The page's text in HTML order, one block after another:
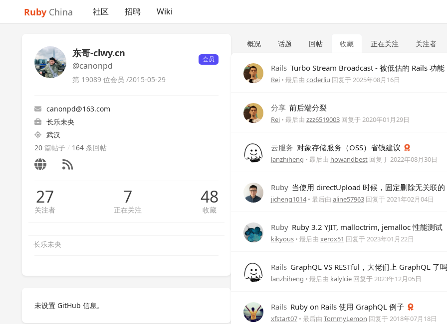
Ruby China 社区 招聘 Wiki
东哥-clwy.cn
@canonpd
会员
第 19089 位会员 /2015-05-29
canonpd@163.com
长乐未央
武汉
20 篇帖子 / 164 条回帖
27
关注者
7
正在关注
48
收藏
长乐未央
未设置 GitHub 信息。
概况 话题 回帖 收藏 正在关注 关注者
Rails Turbo Stream Broadcast - 被低估的 Rails 功能
Rei • 最后由 coderliu 回复于2025年08月16日
分享 前后端分裂
Rei • 最后由 zzz6519003回复于2020年01月29日
云服务 对象存储服务（OSS）省钱建议
lanzhiheng • 最后由 howandbest回复于2022年08月30日
Ruby 当使用 directUpload 时候，固定删除无关联
jicheng1014 • 最后由 aline57963回复于2021年02月04日
Ruby Ruby 3.2 YJIT, malloctrim, jemalloc 性能测试
kikyous • 最后由 xerox51 回复于2023年01月22日
Rails GraphQL VS RESTful，大佬们上 GraphQL 了
lanzhiheng • 最后由 kalylcie回复于2023年12月05日
Rails Ruby on Rails 使用 GraphQL 例子
xfstart07 • 最后由 TommyLemon 回复于2018年07月18日